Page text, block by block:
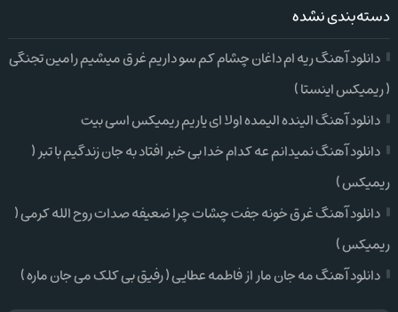
دسته‌بندی نشده
دانلود آهنگ ریه ام داغان چشام کم سو داریم غرق میشیم رامین تجنگی
( ریمیکس اینستا )
دانلود آهنگ الینده الیمده اولا ای یاریم ریمیکس اسی بیت
دانلود آهنگ نمیدانم عه کدام خدا بی خبر افتاد به جان زندگیم با تبر (
ریمیکس )
دانلود آهنگ غرق خونه جفت چشات چرا ضعیفه صدات روح الله کرمی (
ریمیکس )
دانلود آهنگ مه جان مار از فاطمه عطایی ( رفیق بی کلک می جان ماره )